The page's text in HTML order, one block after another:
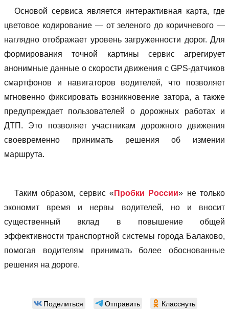
Основой сервиса является интерактивная карта, где
цветовое кодирование — от зеленого до коричневого —
наглядно отображает уровень загруженности дорог. Для
формирования точной картины сервис агрегирует
анонимные данные о скорости движения с GPS-датчиков
смартфонов и навигаторов водителей, что позволяет
мгновенно фиксировать возникновение затора, а также
предупреждает пользователей о дорожных работах и
ДТП. Это позволяет участникам дорожного движения
своевременно принимать решения об измении
маршрута.
Таким образом, сервис « Пробки России» не только
экономит время и нервы водителей, но и вносит
существенный вклад в повышение общей
эффективности транспортной системы города Балаково,
помогая водителям принимать более обоснованные
решения на дороге.
Поделиться Отправить
Класснуть